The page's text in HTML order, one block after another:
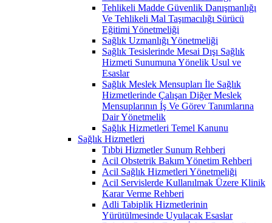
Tehlikeli Madde Güvenlik Danışmanlığı
Ve Tehlikeli Mal Taşımacılığı Sürücü
Eğitimi Yönetmeliği
Sağlık Uzmanlığı Yönetmeliği
Sağlık Tesislerinde Mesai Dışı Sağlık
Hizmeti Sunumuna Yönelik Usul ve
Esaslar
Sağlık Meslek Mensupları İle Sağlık
Hizmetlerinde Çalışan Diğer Meslek
Mensuplarının İş Ve Görev Tanımlarına
Dair Yönetmelik
Sağlık Hizmetleri Temel Kanunu
Sağlık Hizmetleri
Tıbbi Hizmetler Sunum Rehberi
Acil Obstetrik Bakım Yönetim Rehberi
Acil Sağlık Hizmetleri Yönetmeliği
Acil Servislerde Kullanılmak Üzere Klinik
Karar Verme Rehberi
Adli Tabiplik Hizmetlerinin
Yürütülmesinde Uyulacak Esaslar